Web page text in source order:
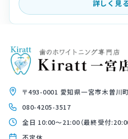
詳しく見
〒493-0001 愛知県一宮市木曽川
080-4205-3517
全日 10:00〜21:00（最終受付